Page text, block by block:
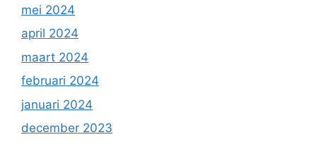
mei 2024
april 2024
maart 2024
februari 2024
januari 2024
december 2023